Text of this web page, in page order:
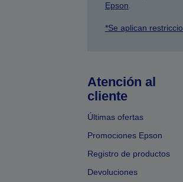
Epson
*Se aplican
Atención al
cliente
Últimas ofertas
Promociones Epson
Registro de productos
Devoluciones